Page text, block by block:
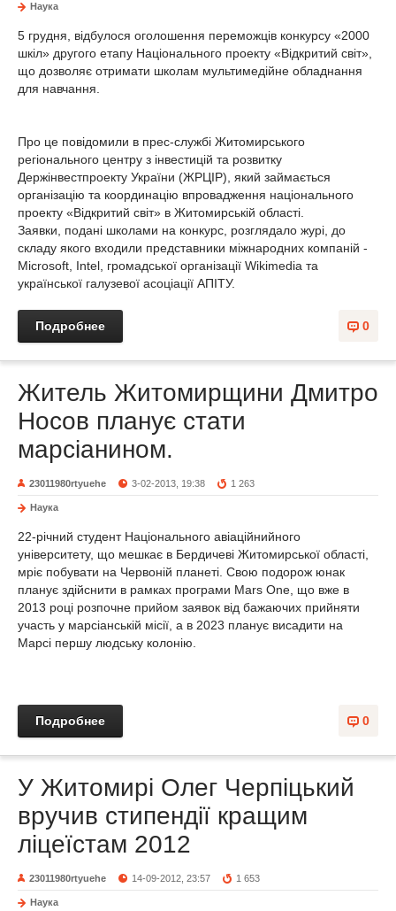
Наука
5 грудня, відбулося оголошення переможців конкурсу «2000
шкіл» другого етапу Національного проекту «Відкритий світ»,
що дозволяє отримати школам мультимедійне обладнання
для навчання.
Про це повідомили в прес-службі Житомирського
регіонального центру з інвестицій та розвитку
Держінвестпроекту України (ЖРЦІР), який займається
організацію та координацію впровадження національного
проекту «Відкритий світ» в Житомирській області.
Заявки, подані школами на конкурс, розглядало журі, до
складу якого входили представники міжнародних компаній -
Microsoft, Intel, громадської організації Wikimedia та
української галузевої асоціації АПІТУ.
0
Подробнее
Житель Житомирщини Дмитро
Носов планує стати
марсіанином.
23011980rtyuehe 3-02-2013, 19:38 1 263
Наука
22-річний студент Національного авіаційнийного
університету, що мешкає в Бердичеві Житомирської області,
мріє побувати на Червоній планеті. Свою подорож юнак
планує здійснити в рамках програми Mars One, що вже в
2013 році розпочне прийом заявок від бажаючих прийняти
участь у марсіанській місії, а в 2023 планує висадити на
Марсі першу людську колонію.
0
Подробнее
У Житомирі Олег Черпіцький
вручив стипендії кращим
ліцеїстам 2012
23011980rtyuehe 14-09-2012, 23:57 1 653
Наука